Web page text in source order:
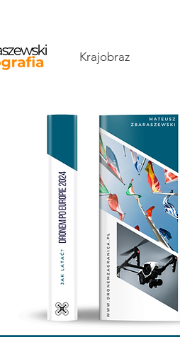
Krajobraz